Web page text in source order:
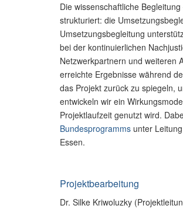
Die wissenschaftliche
strukturiert: die
Umsetzungsbegleitung
bei der kontinuierlichen
Netzwerkpartnern und weiteren
erreichte Ergebnisse während
das Projekt zurück zu spiegeln,
entwickeln wir ein
Projektlaufzeit genutzt wird.
Bundesprogramms unter
Essen.
Projektbearbeitung
Dr. Silke Kriwoluzky